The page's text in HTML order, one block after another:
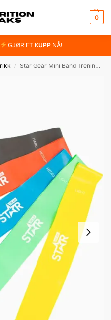
0
GJØR ET KUPP NÅ!
/ Star Gear Mini Band Treningsstrikk